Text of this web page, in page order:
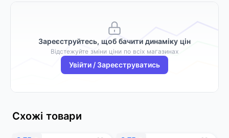
Зареєструйтесь, щоб бачити динаміку цін
Відстежуйте зміни ціни по всіх магазинах
Увійти / Зареєструватись
Схожі товари